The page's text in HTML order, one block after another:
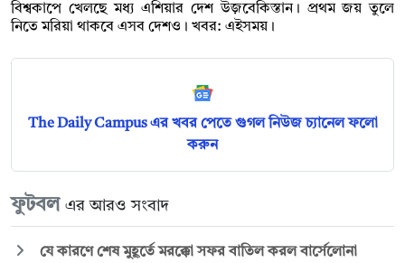
বিশ্বকাপে খেলছে মধ্য এশিয়ার দেশ উজ়বেকিস্তান। প্রথম জয় তুলে
নিতে মরিয়া থাকবে এসব দেশও। খবর: এইসময়।
The Daily Campus এর খবর পেতে গুগল নিউজ চ্যানেল ফলো
করুন
ফুটবল এর আরও সংবাদ
যে কারণে শেষ মুহূর্তে মরক্কো সফর বাতিল করল বার্সেলোনা